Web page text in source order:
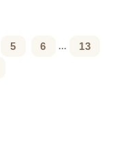
5 6 ...
13